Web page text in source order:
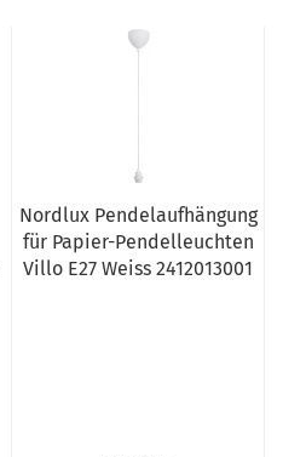
Nordlux Pendelaufhängung
für Papier-Pendelleuchten
Villo E27 Weiss 2412013001